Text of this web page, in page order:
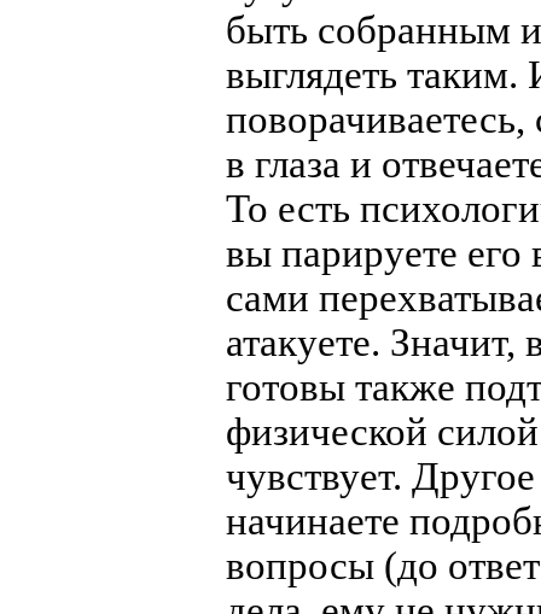
быть собранным
выглядеть таким.
в глаза и
То есть
вы парируете его
сами
атакуете.
готовы также
физической
чувствует.
начинаете
вопросы (до